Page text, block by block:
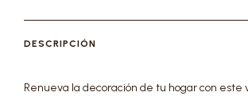
DESCRIPCIÓN
Renueva la decoración de tu hogar con este